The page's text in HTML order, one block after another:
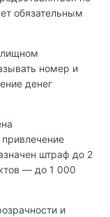
обязательным
номер и
денег
штраф до 2
— до 1 000
и